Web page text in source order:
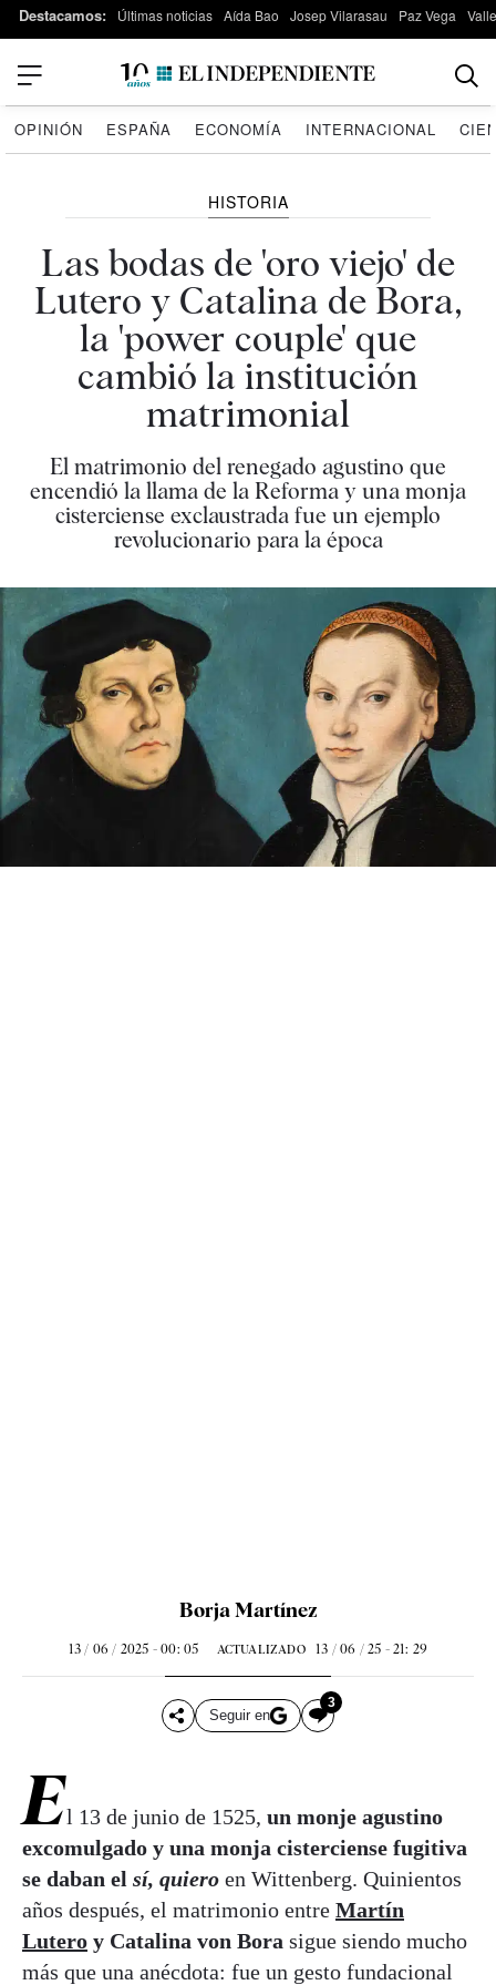
Destacamos: Últimas noticias Aída Bao Josep Vilarasau Paz Vega
OPINIÓN ESPAÑA ECONOMÍA INTERNACIONAL
HISTORIA
Las bodas de 'oro viejo' de
Lutero y Catalina de Bora,
la 'power couple' que
cambió la institución
matrimonial
El matrimonio del renegado agustino que
encendió la llama de la Reforma y una monja
cisterciense exclaustrada fue un ejemplo
revolucionario para la época
Borja Martínez
13 / 06 / 2025 - 00: 05 ACTUALIZADO 13 / 06 / 25 - 21: 29
Seguir en
3
El 13 de junio de 1525, un monje agustino
excomulgado y una monja cisterciense fugitiva
se daban el sí, quiero en Wittenberg. Quinientos
años después, el matrimonio entre Martín
Lutero y Catalina von Bora sigue siendo mucho
más que una anécdota: fue un gesto fundacional